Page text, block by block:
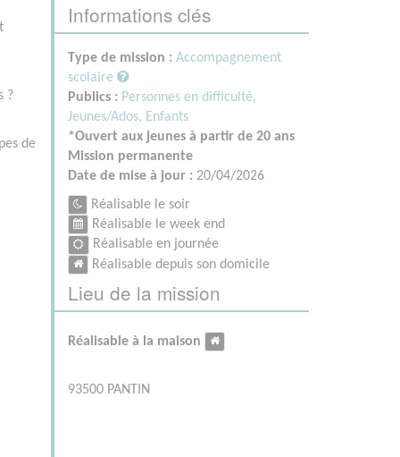
?
de
Informations clés
Type de mission : Accompagnement
scolaire
Publics : Personnes en difficulté,
Jeunes/Ados, Enfants
*Ouvert aux jeunes à partir de 20 ans
Mission permanente
Date de mise à jour : 20/04/2026
Réalisable le soir
Réalisable le week end
Réalisable en journée
Réalisable depuis son domicile
Lieu de la mission
Réalisable à la maison
93500 PANTIN